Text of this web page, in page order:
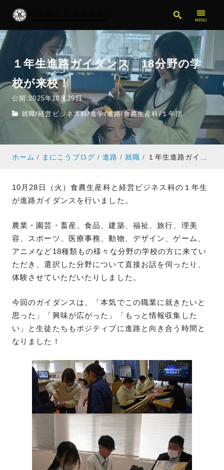
１年生進路ガイダンス 18分野の学
校が来校！
公開:2025年10月29日
就職/経営ビジネス科/進学/進路/食農生産科/１年団
ホーム まにこうブログ 進路 就職 １年生進路ガイダンス 18分野の学校が来校！
10月28日（火）食農生産科と経営ビジネス科の１年生
が進路ガイダンスを行いました。
農業・園芸・畜産、食品、建築、福祉、旅行、理美
容、スポーツ、医療事務、動物、デザイン、ゲーム、
アニメなど18種類もの様々な分野の学校の方に来てい
ただき、選択した分野について直接お話を伺ったり、
体験させていただいたりしました。
今回のガイダンスは、「本気でこの職業に就きたいと
思った」「興味が広がった」「もっと情報収集した
い」と生徒たちもポジティブに進路と向き合う時間と
なりました！